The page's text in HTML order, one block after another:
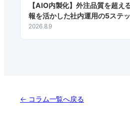
【AIO内製化】外注品質を超え
報を活かした社内運用の5ステ
2026.8.9
← コラム一覧へ戻る